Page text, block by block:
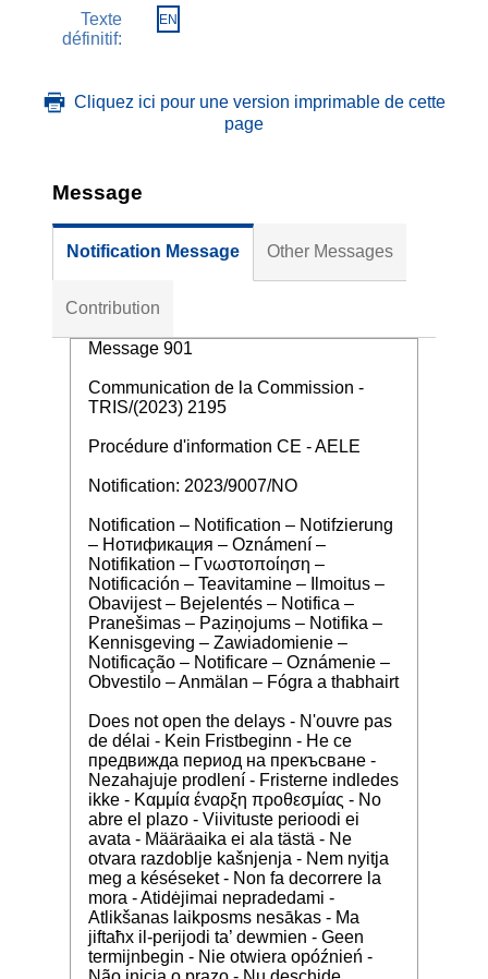
Texte
définitif:
EN
Cliquez ici pour une version imprimable de cette
page
Message
Notification Message Other Messages
Contribution
Message 901
Communication de la Commission -
TRIS/(2023) 2195
Procédure d'information CE - AELE
Notification: 2023/9007/NO
Notification – Notification – Notifzierung
– Нотификация – Oznámení –
Notifikation – Γνωστοποίηση –
Notificación – Teavitamine – Ilmoitus –
Obavijest – Bejelentés – Notifica –
Pranešimas – Paziņojums – Notifika –
Kennisgeving – Zawiadomienie –
Notificação – Notificare – Oznámenie –
Obvestilo – Anmälan – Fógra a thabhairt
Does not open the delays - N'ouvre pas
de délai - Kein Fristbeginn - Не се
предвижда период на прекъсване -
Nezahajuje prodlení - Fristerne indledes
ikke - Καμμία έναρξη προθεσμίας - No
abre el plazo - Viivituste perioodi ei
avata - Määräaika ei ala tästä - Ne
otvara razdoblje kašnjenja - Nem nyitja
meg a késéseket - Non fa decorrere la
mora - Atidėjimai nepradedami -
Atlikšanas laikposms nesākas - Ma
jiftaħx il-perijodi ta’ dewmien - Geen
termijnbegin - Nie otwiera opóźnień -